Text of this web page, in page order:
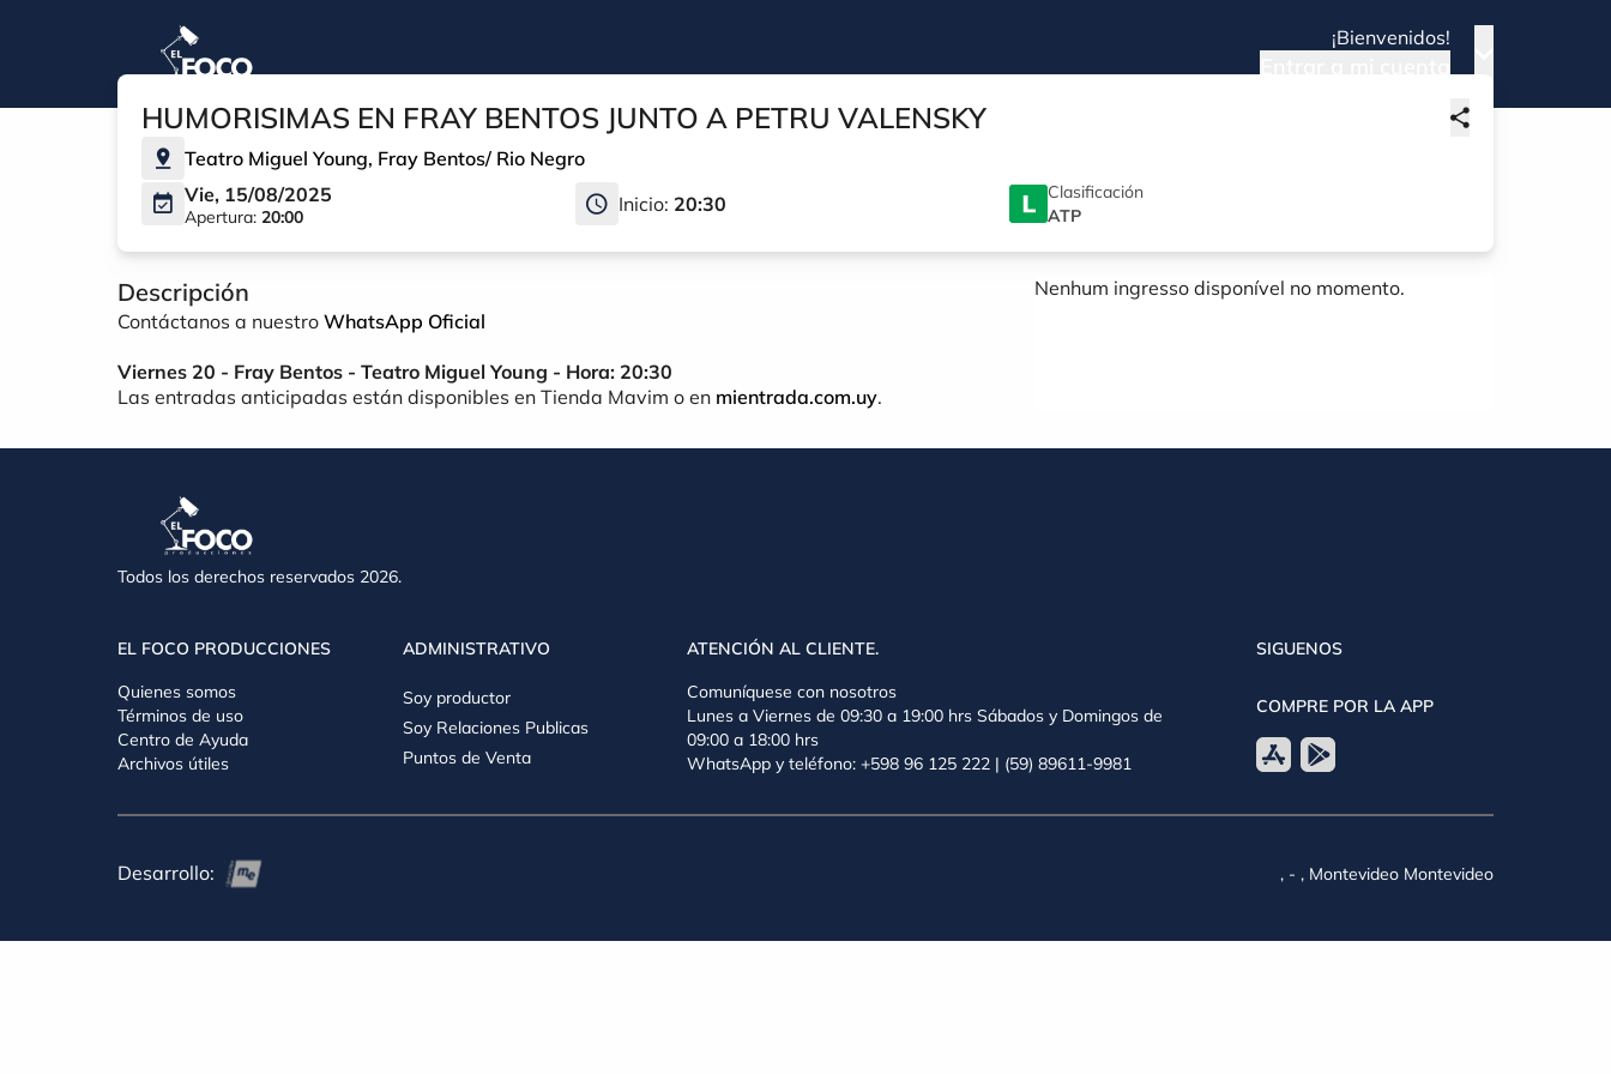
¡Bienvenidos!
HUMORISIMAS EN FRAY BENTOS JUNTO A PETRU VALENSKY
Teatro Miguel Young, Fray Bentos/ Rio Negro
Vie, 15/08/2025
Apertura: 20:00
Inicio: 20:30
Clasificación
ATP
Descripción
Contáctanos a nuestro WhatsApp Oficial
Viernes 20 - Fray Bentos - Teatro Miguel Young - Hora: 20:30
Las entradas anticipadas están disponibles en Tienda Mavim o en mientrada.com.uy.
Nenhum ingresso disponível no momento.
Todos los derechos reservados 2026.
EL FOCO PRODUCCIONES
Quienes somos
Términos de uso
Centro de Ayuda
Archivos útiles
ADMINISTRATIVO
Soy productor
Soy Relaciones Publicas
Puntos de Venta
ATENCIÓN AL CLIENTE.
Comuníquese con nosotros
Lunes a Viernes de 09:30 a 19:00 hrs Sábados y Domingos de
09:00 a 18:00 hrs
WhatsApp y teléfono: +598 96 125 222 | (59) 89611-9981
SIGUENOS
COMPRE POR LA APP
Desarrollo: , - , Montevideo Montevideo